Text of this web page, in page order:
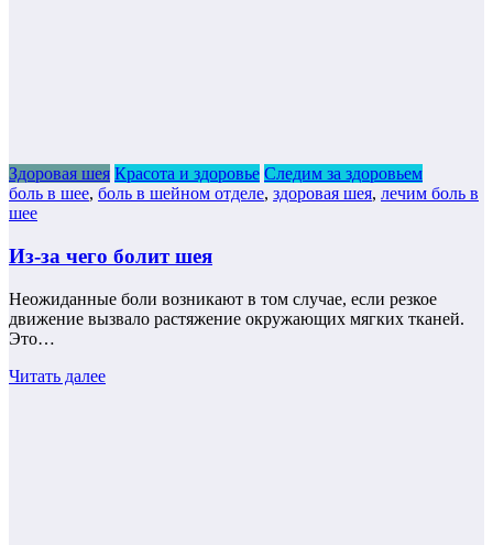
Здоровая шея Красота и здоровье Следим за здоровьем
боль в шее, боль в шейном отделе, здоровая шея, лечим боль в
шее
Из-за чего болит шея
Неожиданные боли возникают в том случае, если резкое
движение вызвало растяжение окружающих мягких тканей.
Это…
Читать далее